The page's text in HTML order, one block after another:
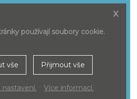
účastníky řízení
x
používají soubory cookie.
vše Přijmout vše
nastavení. Více informací.